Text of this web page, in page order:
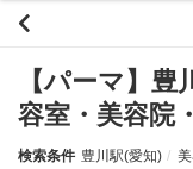
【パーマ】
容室・美容院
検索条件 豊川駅(愛知)